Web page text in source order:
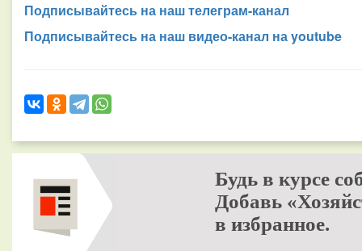
Подписывайтесь на наш телеграм-канал
Подписывайтесь на наш видео-канал на youtube
Будь в курсе
Добавь
в избранное.